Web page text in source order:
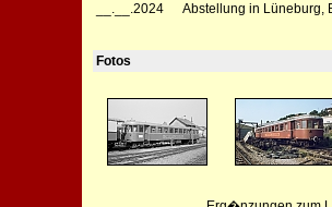
__.__.2024
Abstellung in Lüneburg,
Fotos